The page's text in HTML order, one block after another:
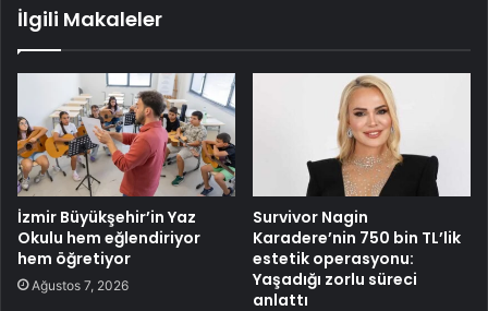
İlgili Makaleler
İzmir Büyükşehir’in Yaz
Okulu hem eğlendiriyor
hem öğretiyor
Ağustos 7, 2026
Survivor Nagin
Karadere’nin 750 bin TL’lik
estetik operasyonu:
Yaşadığı zorlu süreci
anlattı